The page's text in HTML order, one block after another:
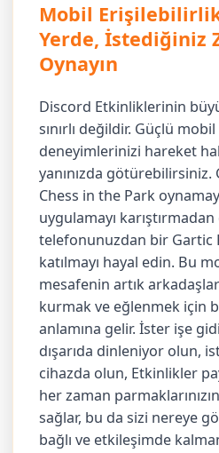
Mobil
Yerde, İstediğiniz
Oynayın
Discord Etkinliklerinin
sınırlı değildir. Güçlü
deneyimlerinizi hareket
yanınızda
Chess in the Park
uygulamayı
telefonunuzdan bir Gartic
katılmayı hayal edin. Bu
mesafenin artık
kurmak ve eğlenmek için
anlamına gelir. İster işe
dışarıda dinleniyor olun,
cihazda olun, Etkinlikler
her zaman
sağlar, bu da sizi nereye
bağlı ve etkileşimde